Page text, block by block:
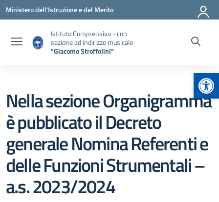
Vai ai contenuti
Vai al menu di navigazione
Vai al footer
Ministero dell'Istruzione e del Merito
Istituto Comprensivo - con
sezione ad indirizzo musicale
"Giacomo Stroffolini"
Nella sezione Organigramma
è pubblicato il Decreto
generale Nomina Referenti e
delle Funzioni Strumentali –
a.s. 2023/2024